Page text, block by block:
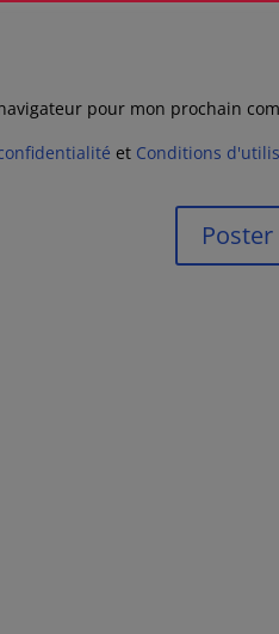
pour mon prochain
et Conditions